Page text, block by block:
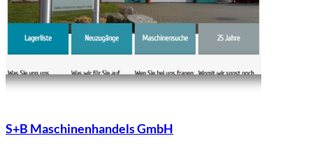
S+B Maschinenhandels GmbH